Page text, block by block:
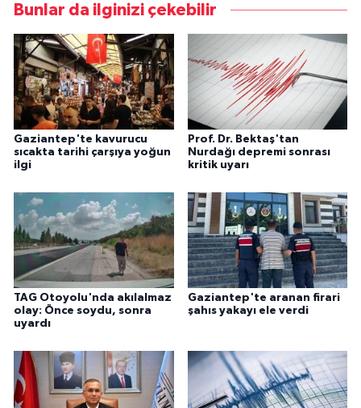
Bunlar da ilginizi çekebilir
Gaziantep'te kavurucu
sıcakta tarihi çarşıya yoğun
ilgi
Prof. Dr. Bektaş'tan
Nurdağı depremi sonrası
kritik uyarı
TAG Otoyolu'nda akılalmaz
olay: Önce soydu, sonra
uyardı
Gaziantep'te aranan firari
şahıs yakayı ele verdi